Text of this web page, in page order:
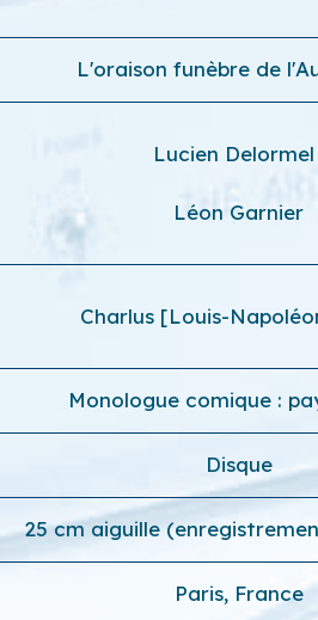
L'oraison funèbre de
Lucien Delormel
Léon Garnier
Charlus [Louis-
Monologue comique :
Disque
25 cm aiguille
Paris, France